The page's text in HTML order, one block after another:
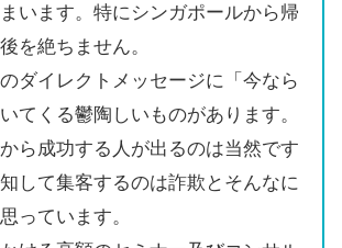
います。特にシンガポールから帰
を絶ちません。
ダイレクトメッセージに「今なら
てくる鬱陶しいものがあります。
ら成功する人が出るのは当然です
して集客するのは詐欺とそんなに
っています。